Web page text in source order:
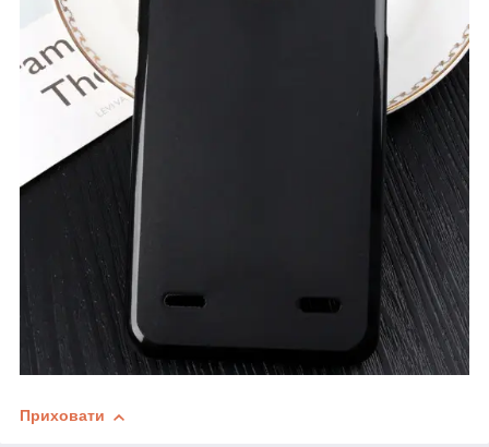
Приховати